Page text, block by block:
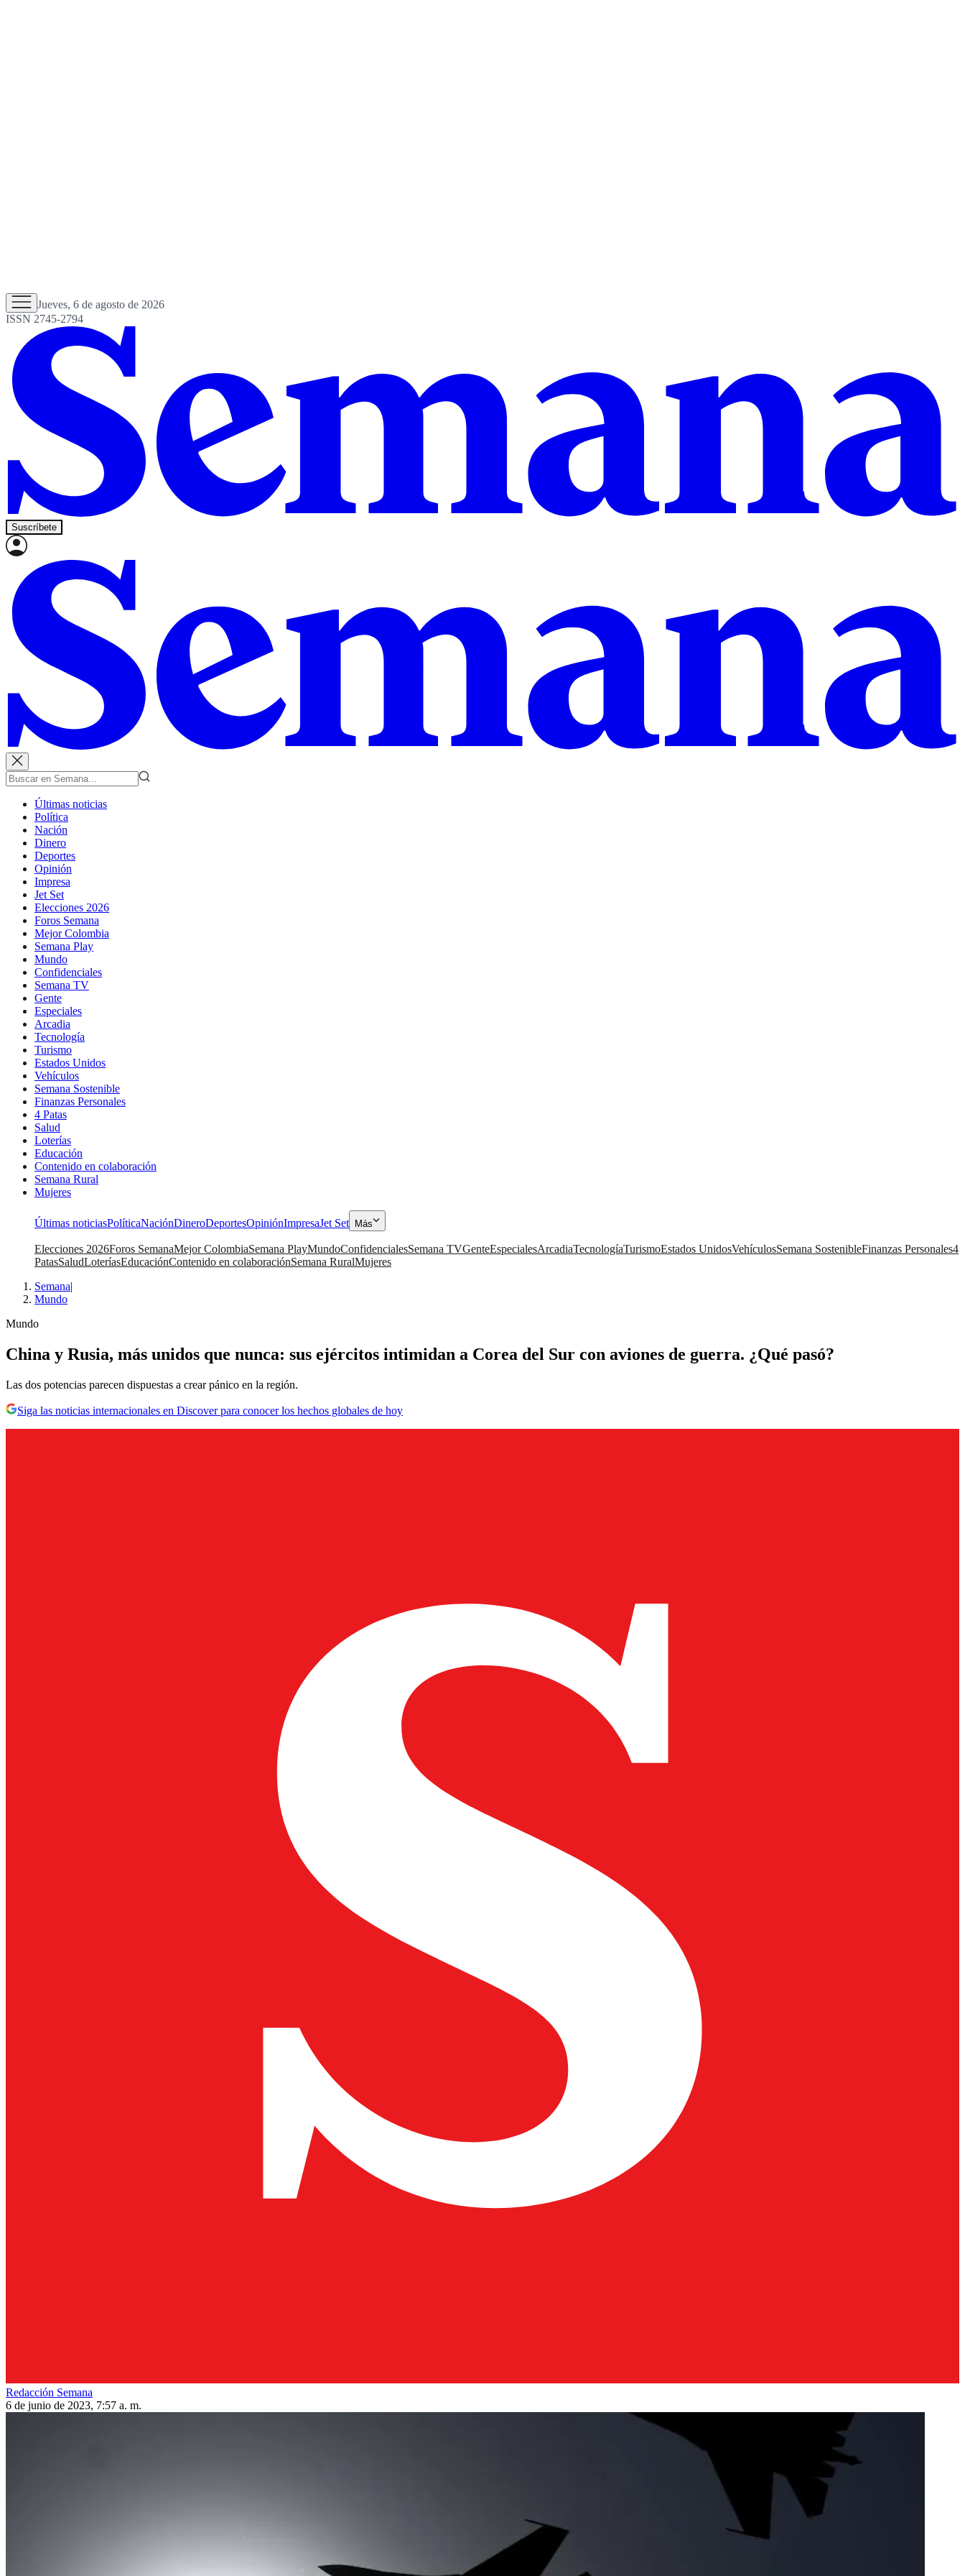
Jueves, 6 de agosto de 2026
ISSN 2745-2794
Suscríbete
Últimas noticias
Política
Nación
Dinero
Deportes
Opinión
Impresa
Jet Set
Elecciones 2026
Foros Semana
Mejor Colombia
Semana Play
Mundo
Confidenciales
Semana TV
Gente
Especiales
Arcadia
Tecnología
Turismo
Estados Unidos
Vehículos
Semana Sostenible
Finanzas Personales
4 Patas
Salud
Loterías
Educación
Contenido en colaboración
Semana Rural
Mujeres
Últimas noticiasPolíticaNaciónDineroDeportesOpiniónImpresaJet Set Más
Elecciones 2026Foros SemanaMejor ColombiaSemana PlayMundoConfidencialesSemana TVGenteEspecialesArcadiaTecnologíaTurismoEstados UnidosVehículosSemana SostenibleFinanzas Personales4
PatasSaludLoteríasEducaciónContenido en colaboraciónSemana RuralMujeres
Semana|
Mundo
Mundo
China y Rusia, más unidos que nunca: sus ejércitos intimidan a Corea del Sur con aviones de guerra. ¿Qué pasó?
Las dos potencias parecen dispuestas a crear pánico en la región.
Siga las noticias internacionales en Discover para conocer los hechos globales de hoy
Redacción Semana
6 de junio de 2023, 7:57 a. m.